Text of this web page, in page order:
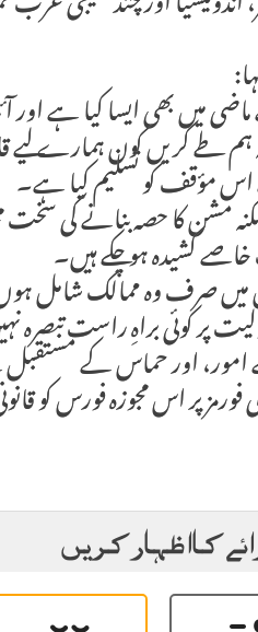
میں بھی ایسا کیا ہے
ہم طے کریں کون ہمارے
اس مؤقف کو تسلیم کیا ہے۔
مشن کا حصہ بنانے کی
کشیدہ ہو چکے ہیں۔
میں صرف وہ ممالک شامل
پر کوئی براہِ راست تبصرہ
امور، اور حماس کے
پر اس مجوزہ فورس کو
کا اظہار کریں